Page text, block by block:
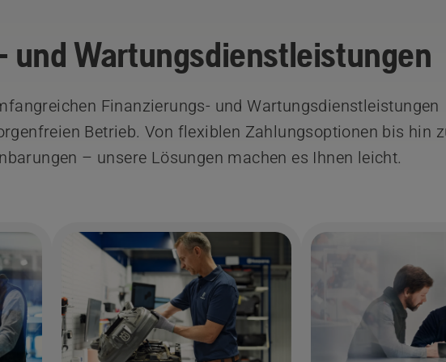
und Wartungsdienstleistungen
Finanzierungs- und Wartungsdienstleistungen
Betrieb. Von flexiblen Zahlungsoptionen bis hin
– unsere Lösungen machen es Ihnen leicht.